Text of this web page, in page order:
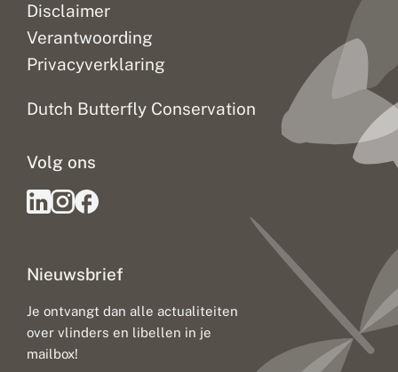
Disclaimer
Verantwoording
Privacyverklaring
Dutch Butterfly Conservation
Nieuwsbrief
Je ontvangt dan alle actualiteiten
over vlinders en libellen in je
mailbox!
Volg ons